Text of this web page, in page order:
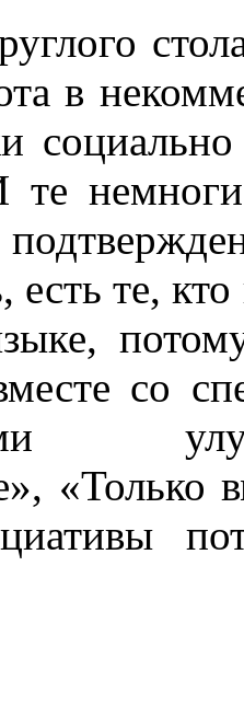
в
есть те,
со
«Только